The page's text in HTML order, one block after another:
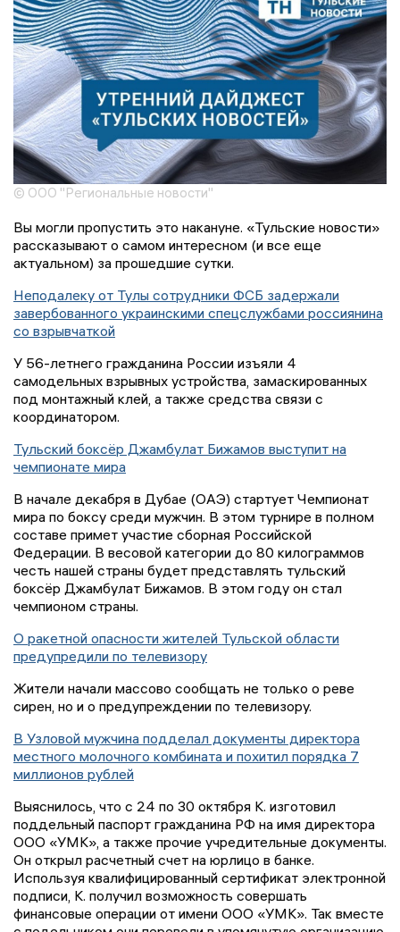
© ООО "Региональные новости"
Вы могли пропустить это накануне. «Тульские новости»
рассказывают о самом интересном (и все еще
актуальном) за прошедшие сутки.
Неподалеку от Тулы сотрудники ФСБ задержали
завербованного украинскими спецслужбами россиянина
со взрывчаткой
У 56-летнего гражданина России изъяли 4
самодельных взрывных устройства, замаскированных
под монтажный клей, а также средства связи с
координатором.
Тульский боксёр Джамбулат Бижамов выступит на
чемпионате мира
В начале декабря в Дубае (ОАЭ) стартует Чемпионат
мира по боксу среди мужчин. В этом турнире в полном
составе примет участие сборная Российской
Федерации. В весовой категории до 80 килограммов
честь нашей страны будет представлять тульский
боксёр Джамбулат Бижамов. В этом году он стал
чемпионом страны.
О ракетной опасности жителей Тульской области
предупредили по телевизору
Жители начали массово сообщать не только о реве
сирен, но и о предупреждении по телевизору.
В Узловой мужчина подделал документы директора
местного молочного комбината и похитил порядка 7
миллионов рублей
Выяснилось, что с 24 по 30 октября К. изготовил
поддельный паспорт гражданина РФ на имя директора
ООО «УМК», а также прочие учредительные документы.
Он открыл расчетный счет на юрлицо в банке.
Используя квалифицированный сертификат электронной
подписи, К. получил возможность совершать
финансовые операции от имени ООО «УМК». Так вместе